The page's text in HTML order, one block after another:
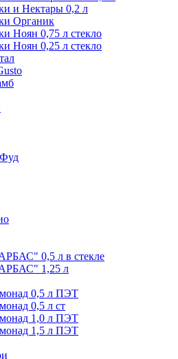
и Нектары 0,2 л
Органик
Ноян 0,75 л стекло
Ноян 0,25 л стекло
0,5 л в стекле
1,25 л
0,5 л ПЭТ
0,5 л ст
1,0 л ПЭТ
1,5 л ПЭТ